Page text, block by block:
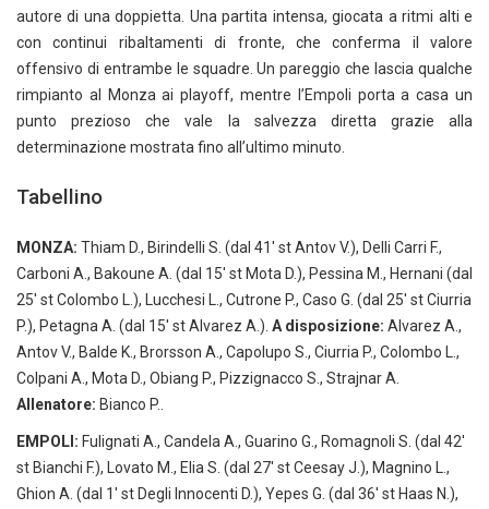
autore di una doppietta. Una partita intensa, giocata a ritmi alti e
con continui ribaltamenti di fronte, che conferma il valore
offensivo di entrambe le squadre. Un pareggio che lascia qualche
rimpianto al Monza ai playoff, mentre l’Empoli porta a casa un
punto prezioso che vale la salvezza diretta grazie alla
determinazione mostrata fino all’ultimo minuto.
Tabellino
MONZA: Thiam D., Birindelli S. (dal 41′ st Antov V.), Delli Carri F.,
Carboni A., Bakoune A. (dal 15′ st Mota D.), Pessina M., Hernani (dal
25′ st Colombo L.), Lucchesi L., Cutrone P., Caso G. (dal 25′ st Ciurria
P.), Petagna A. (dal 15′ st Alvarez A.). A disposizione: Alvarez A.,
Antov V., Balde K., Brorsson A., Capolupo S., Ciurria P., Colombo L.,
Colpani A., Mota D., Obiang P., Pizzignacco S., Strajnar A.
Allenatore: Bianco P..
EMPOLI: Fulignati A., Candela A., Guarino G., Romagnoli S. (dal 42′
st Bianchi F.), Lovato M., Elia S. (dal 27′ st Ceesay J.), Magnino L.,
Ghion A. (dal 1′ st Degli Innocenti D.), Yepes G. (dal 36′ st Haas N.),